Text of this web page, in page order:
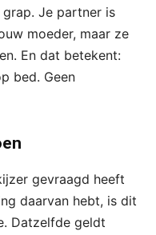
Je partner is
moeder, maar ze
En dat betekent:
bed. Geen
gevraagd heeft
daarvan hebt, is dit
Datzelfde geldt